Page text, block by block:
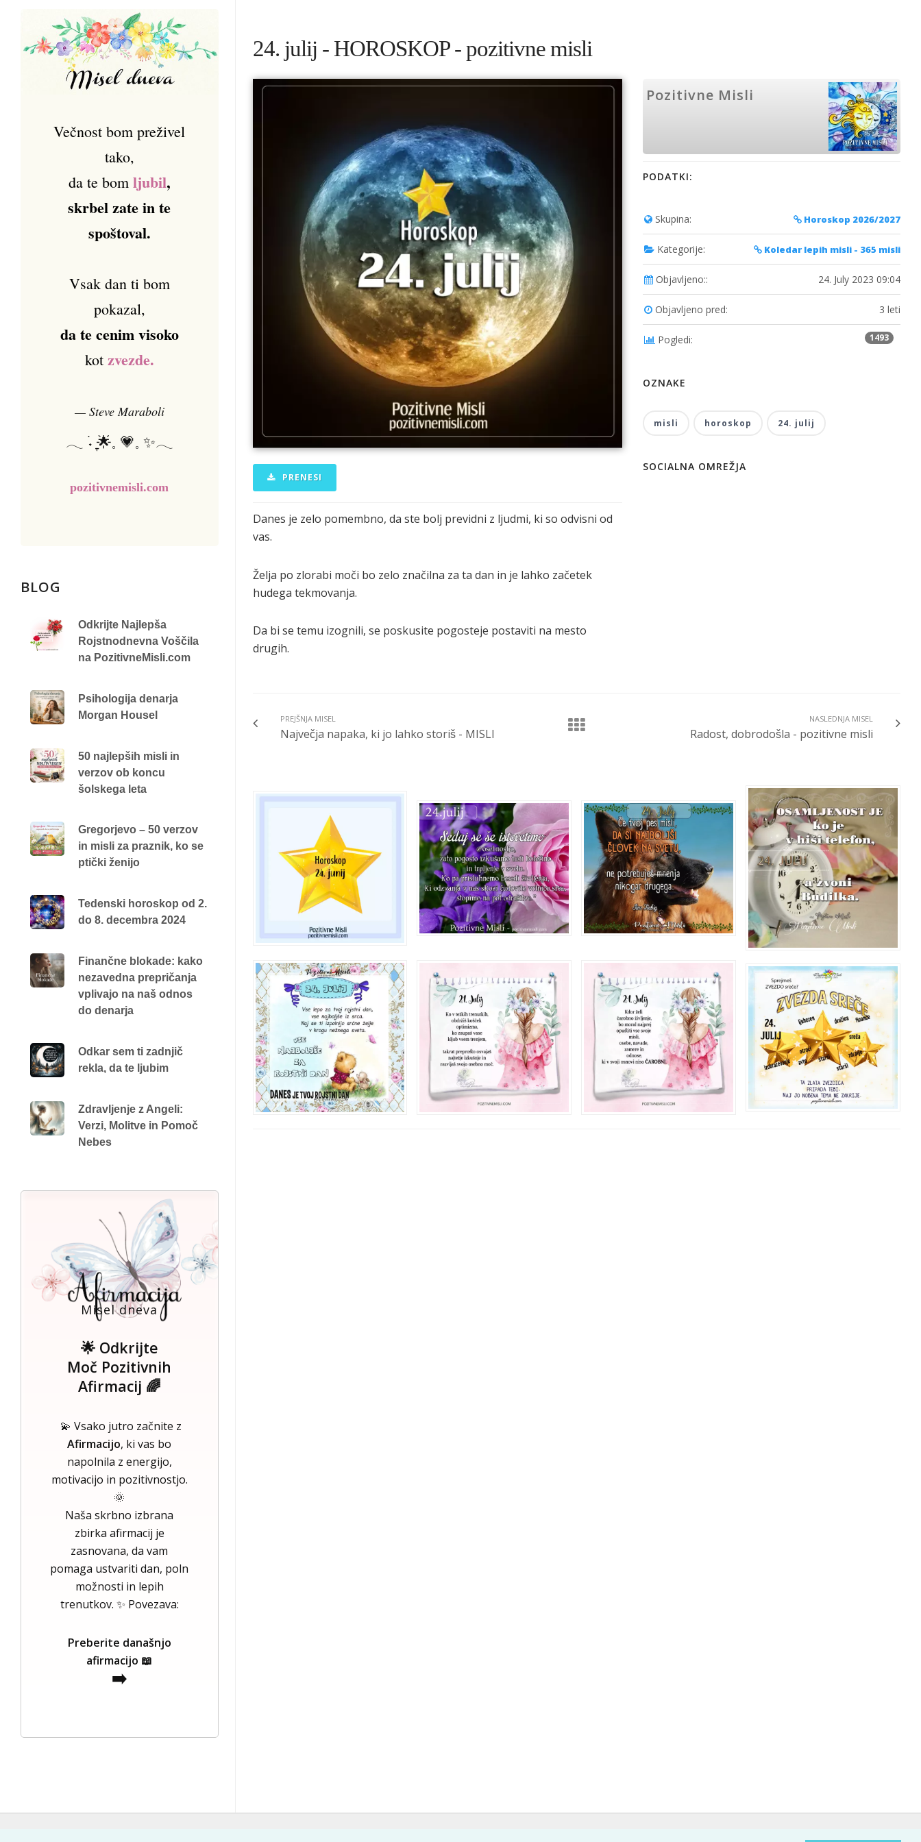
24. julij - HOROSKOP - pozitivne misli
PRENESI
Danes je zelo pomembno, da ste bolj previdni z ljudmi, ki so odvisni od
vas.
Želja po zlorabi moči bo zelo značilna za ta dan in je lahko začetek
hudega tekmovanja.
Da bi se temu izognili, se poskusite pogosteje postaviti na mesto
drugih.
Pozitivne Misli
PODATKI:
Skupina: Horoskop 2026/2027
Kategorije: Koledar lepih misli - 365 misli
Objavljeno:: 24. July 2023 09:04
Objavljeno pred: 3 leti
Pogledi: 1493
OZNAKE
misli horoskop 24. julij
SOCIALNA OMREŽJA
PREJŠNJA MISEL
Največja napaka, ki jo lahko storiš - MISLI
NASLEDNJA MISEL
Radost, dobrodošla - pozitivne misli
Večnost bom preživel
tako,
da te bom ljubil,
skrbel zate in te
spoštoval.
Vsak dan ti bom
pokazal,
da te cenim visoko
kot zvezde.
— Steve Maraboli
𓂃 ࣪˖ ִֶָ🌟𓈒 💗𓈒 ✨𓂃
pozitivnemisli.com
BLOG
Odkrijte Najlepša
Rojstnodnevna Voščila
na PozitivneMisli.com
Psihologija denarja
Morgan Housel
50 najlepših misli in
verzov ob koncu
šolskega leta
Gregorjevo – 50 verzov
in misli za praznik, ko se
ptički ženijo
Tedenski horoskop od 2.
do 8. decembra 2024
Finančne blokade: kako
nezavedna prepričanja
vplivajo na naš odnos
do denarja
Odkar sem ti zadnjič
rekla, da te ljubim
Zdravljenje z Angeli:
Verzi, Molitve in Pomoč
Nebes
Misel dneva
🌟 Odkrijte
Moč Pozitivnih
Afirmacij 🌈
💫 Vsako jutro začnite z
Afirmacijo, ki vas bo
napolnila z energijo,
motivacijo in pozitivnostjo.
🌞
Naša skrbno izbrana
zbirka afirmacij je
zasnovana, da vam
pomaga ustvariti dan, poln
možnosti in lepih
trenutkov. ✨ Povezava:
Preberite današnjo
afirmacijo 📖
➡️